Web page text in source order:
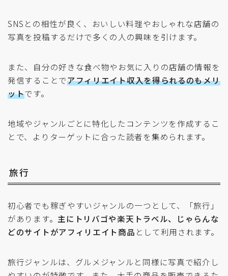
SNSとの相性が良く、おいしい料理やおしゃれな店舗の
写真を投稿するだけで多くの人の興味を引けます。
また、自分の好きな食べ物やお気に入りの店舗の情報を
発信することでアフィリエイト収入を得られるのもメリ
ットです。
地域やジャンルごとに特化したコンテンツを作成するこ
とで、よりターゲットに合った読者を集められます。
旅行
初心者でも稼ぎやすいジャンルの一つとして、「旅行」
があります。 主にトリバゴや楽天トラベル、じゃらんな
どのサイトがアフィリエイト商品 として利用されます。
旅行ジャンルは、グルメジャンルと同様に写真で紹介し